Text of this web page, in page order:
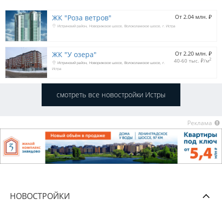
ЖК "Роза ветров" От 2.04 млн. ₽
Истринский район Новорижское шоссе Волоколамское шоссе г. Истра
ЖК "У озера" От 2.20 млн. ₽
40-60 тыс. ₽/м2
Истринский район Новорижское шоссе Волоколамское шоссе г.
Истра
смотреть все новостройки Истры
Реклама
НОВОСТРОЙКИ